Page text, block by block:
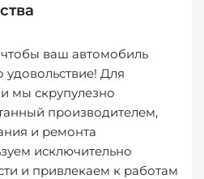
ваш автомобиль
удовольствие! Для
мы скрупулезно
производителем,
и ремонта
исключительно
и привлекаем к работам